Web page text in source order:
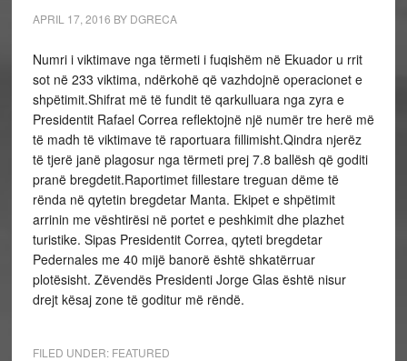
APRIL 17, 2016 BY DGRECA
Numri i viktimave nga tërmeti i fuqishëm në Ekuador u rrit
sot në 233 viktima, ndërkohë që vazhdojnë operacionet e
shpëtimit.Shifrat më të fundit të qarkulluara nga zyra e
Presidentit Rafael Correa reflektojnë një numër tre herë më
të madh të viktimave të raportuara fillimisht.Qindra njerëz
të tjerë janë plagosur nga tërmeti prej 7.8 ballësh që goditi
pranë bregdetit.Raportimet fillestare treguan dëme të
rënda në qytetin bregdetar Manta. Ekipet e shpëtimit
arrinin me vështirësi në portet e peshkimit dhe plazhet
turistike. Sipas Presidentit Correa, qyteti bregdetar
Pedernales me 40 mijë banorë është shkatërruar
plotësisht. Zëvendës Presidenti Jorge Glas është nisur
drejt kësaj zone të goditur më rëndë.
FILED UNDER: FEATURED